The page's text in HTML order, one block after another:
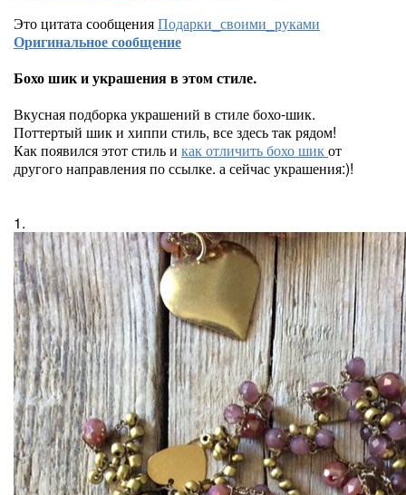
Это цитата сообщенияПодарки_своими_руками
Оригинальное сообщение
Бохо шик и украшения в этом стиле.
Вкусная подборка украшений в стиле бохо-шик.
Поттертый шик и хиппи стиль, все здесь так рядом!
Как появился этот стиль и как отличить бохо шикот
другого направления по ссылке. а сейчас украшения:)!
1.